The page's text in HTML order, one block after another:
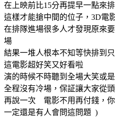
在上映前比15分再提早一點來
這樣才能搶中間的位子，3D電
在排隊進場很多人才發現原來
場
結果一堆人根本不知等快排到
這電影超好笑又好看啦
演的時候不時聽到全場大笑或
全程沒有冷場，保証讓大家從
再說一次 電影不用再付錢，
一定還是有人會問這問題 )